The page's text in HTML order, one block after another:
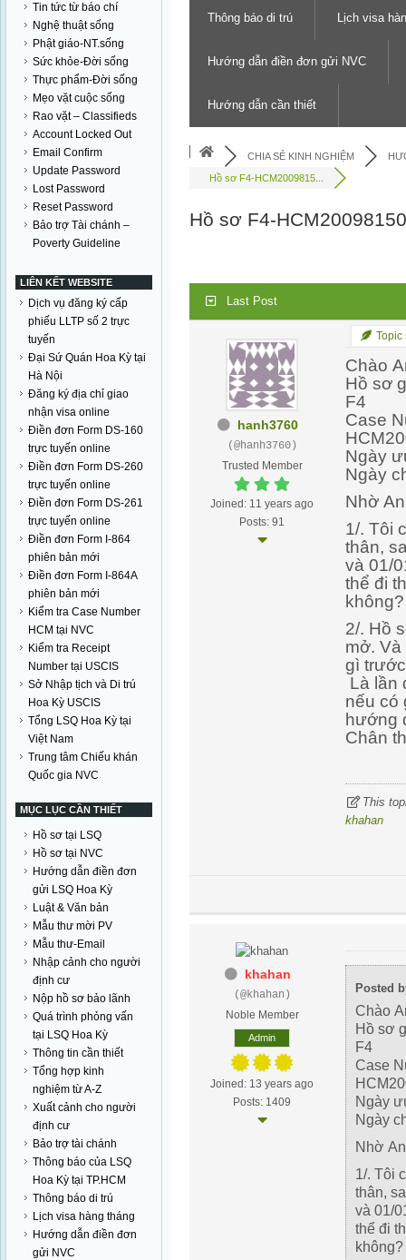
Tin tức từ báo chí
Nghệ thuật sống
Phật giáo-NT.sống
Sức khỏe-Đời sống
Thực phẩm-Đời sống
Mẹo vặt cuộc sống
Rao vặt – Classifieds
Account Locked Out
Email Confirm
Update Password
Lost Password
Reset Password
Bảo trợ Tài chánh –
Poverty Guideline
LIÊN KẾT WEBSITE
Dịch vụ đăng ký cấp
phiếu LLTP số 2 trực
tuyến
Đại Sứ Quán Hoa Kỳ tại
Hà Nội
Đăng ký địa chỉ giao
nhận visa online
Điền đơn Form DS-160
trực tuyến online
Điền đơn Form DS-260
trực tuyến online
Điền đơn Form DS-261
trực tuyến online
Điền đơn Form I-864
phiên bản mới
Điền đơn Form I-864A
phiên bản mới
Kiểm tra Case Number
HCM tại NVC
Kiểm tra Receipt
Number tại USCIS
Sở Nhập tịch và Di trú
Hoa Kỳ USCIS
Tổng LSQ Hoa Kỳ tại
Việt Nam
Trung tâm Chiếu khán
Quốc gia NVC
MỤC LỤC CẦN THIẾT
Hồ sơ tại LSQ
Hồ sơ tại NVC
Hướng dẫn điền đơn
gửi LSQ Hoa Kỳ
Luật & Văn bản
Mẫu thư mời PV
Mẫu thư-Email
Nhập cảnh cho người
định cư
Nộp hồ sơ bảo lãnh
Quá trình phỏng vấn
tại LSQ Hoa Kỳ
Thông tin cần thiết
Tổng hợp kinh
nghiệm từ A-Z
Xuất cảnh cho người
định cư
Bảo trợ tài chánh
Thông báo của LSQ
Hoa Kỳ tại TP.HCM
Thông báo di trú
Lịch visa hàng tháng
Hướng dẫn điền đơn
gửi NVC
Thông báo di trú Lịch visa
Hướng dẫn điền đơn gửi NVC
Hướng dẫn cần thiết
CHIA SẺ KINH NGHIỆM
Hồ sơ F4-HCM2009815...
Hồ sơ F4-
Last Post
hanh3760
(@hanh3760)
Trusted Member
Joined: 11 years ago
Posts: 91
Topic
Chào
Hồ sơ
F4
Case
Ngày
Ngày
Nhờ
1/. Tôi
thân,
và 01/
thể đi
không?
2/. Hồ
mở.
gì
Là lần
nếu có
hướng
Chân
This
khahan
khahan
(@khahan)
Noble Member
Admin
Joined: 13 years ago
Posts: 1409
Posted
Chào
Hồ sơ
F4
Case
Ngày
Ngày
Nhờ
1/. Tôi
thân,
và 01/
thể đi
không?